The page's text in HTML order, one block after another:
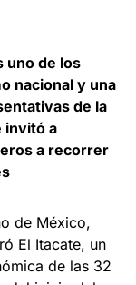
uno de los
nacional y una
de la
invitó a
a recorrer
de México,
El Itacate, un
de las 32